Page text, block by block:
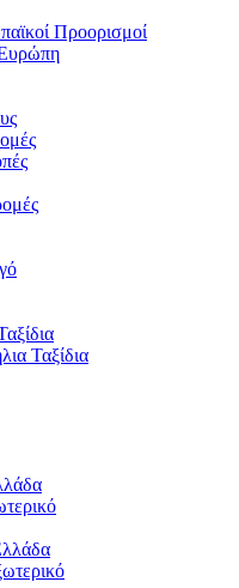
Προορισμοί
Ταξίδια